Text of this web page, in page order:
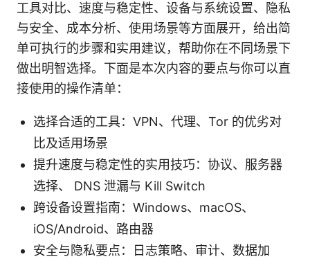
工具对比、速度与稳定性、设备与系统设置、隐私
与安全、成本分析、使用场景等方面展开，给出简
单可执行的步骤和实用建议，帮助你在不同场景下
做出明智选择。下面是本次内容的要点与你可以直
接使用的操作清单：
选择合适的工具：VPN、代理、Tor 的优劣对
比及适用场景
提升速度与稳定性的实用技巧：协议、服务器
选择、 DNS 泄漏与 Kill Switch
跨设备设置指南：Windows、macOS、
iOS/Android、路由器
安全与隐私要点：日志策略、审计、数据加